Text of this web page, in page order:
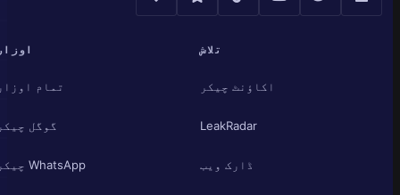
تلاش
اکاؤنٹ چیکر
LeakRadar
ڈارک ویب
اوزار
تمام اوزار
گوگل چیکر
WhatsApp چیکر